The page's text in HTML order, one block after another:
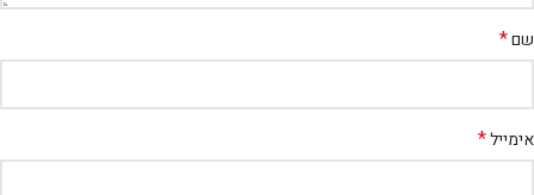
שם*
אימייל*